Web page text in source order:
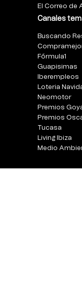
El Correo de
Canales
Buscando
Fórmula1
Guapisimas
Iberempleos
Loteria
Neomotor
Premios
Premios
Tucasa
Living Ibiza
Medio